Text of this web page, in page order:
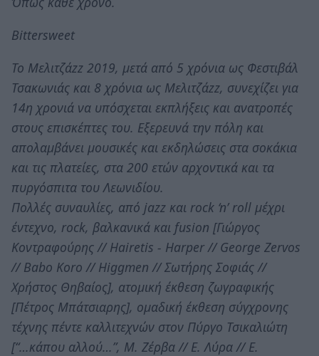
Bittersweet
Το Μελιτζάzz 2019, μετά από 5 χρόνια ως Φεστιβάλ
Τσακωνιάς και 8 χρόνια ως Μελιτζάzz, συνεχίζει για
14η χρονιά να υπόσχεται εκπλήξεις και ανατροπές
στους επισκέπτες του. Εξερευνά την πόλη και
απολαμβάνει μουσικές και εκδηλώσεις στα σοκάκια
και τις πλατείες, στα 200 ετών αρχοντικά και τα
πυργόσπιτα του Λεωνιδίου.
Πολλές συναυλίες, από jazz και rock ‘n’ roll μέχρι
έντεχνο, rock, βαλκανικά και fusion [Γιώργος
Κοντραφούρης // Hairetis - Harper // George Zervos
// Babo Koro // Higgmen // Σωτήρης Σοφιάς //
Χρήστος Θηβαίος], ατομική έκθεση ζωγραφικής
[Πέτρος Μπάτσιαρης], ομαδική έκθεση σύγχρονης
τέχνης πέντε καλλιτεχνών στον Πύργο Τσικαλιώτη
[“…κάπου αλλού…”, Μ. Ζέρβα // Ε. Λύρα // Ε.